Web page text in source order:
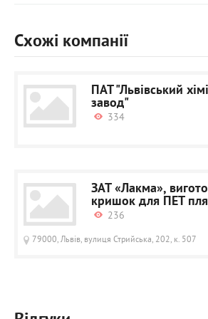
Схожі компанії
ПАТ "Львівський
завод"
334
ЗАТ «Лакма»,
кришок для ПЕТ
236
79000, Львів, вулиця Стрийська, 202, к. 507